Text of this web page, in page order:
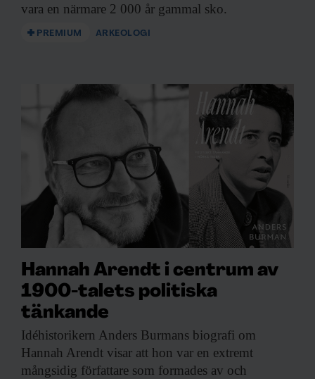
vara en närmare 2 000 år gammal sko.
PREMIUM ARKEOLOGI
Hannah Arendt i centrum av
1900-talets politiska
tänkande
Idéhistorikern Anders Burmans biografi om
Hannah Arendt visar att hon var en extremt
mångsidig författare som formades av och